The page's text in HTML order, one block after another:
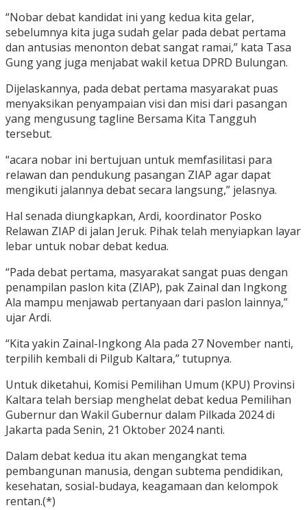
“Nobar debat kandidat ini yang kedua kita gelar,
sebelumnya kita juga sudah gelar pada debat pertama
dan antusias menonton debat sangat ramai,” kata Tasa
Gung yang juga menjabat wakil ketua DPRD Bulungan.
Dijelaskannya, pada debat pertama masyarakat puas
menyaksikan penyampaian visi dan misi dari pasangan
yang mengusung tagline Bersama Kita Tangguh
tersebut.
“acara nobar ini bertujuan untuk memfasilitasi para
relawan dan pendukung pasangan ZIAP agar dapat
mengikuti jalannya debat secara langsung,” jelasnya.
Hal senada diungkapkan, Ardi, koordinator Posko
Relawan ZIAP di jalan Jeruk. Pihak telah menyiapkan layar
lebar untuk nobar debat kedua.
“Pada debat pertama, masyarakat sangat puas dengan
penampilan paslon kita (ZIAP), pak Zainal dan Ingkong
Ala mampu menjawab pertanyaan dari paslon lainnya,”
ujar Ardi.
“Kita yakin Zainal-Ingkong Ala pada 27 November nanti,
terpilih kembali di Pilgub Kaltara,” tutupnya.
Untuk diketahui, Komisi Pemilihan Umum (KPU) Provinsi
Kaltara telah bersiap menghelat debat kedua Pemilihan
Gubernur dan Wakil Gubernur dalam Pilkada 2024 di
Jakarta pada Senin, 21 Oktober 2024 nanti.
Dalam debat kedua itu akan mengangkat tema
pembangunan manusia, dengan subtema pendidikan,
kesehatan, sosial-budaya, keagamaan dan kelompok
rentan.(*)